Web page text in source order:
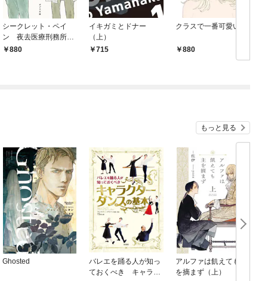
シークレット・ペイ
ン 夜去医療刑務所・
南病舎
880
イキガミとドナー
（上）
715
クラスで一番可愛い子
880
もっと見る
Ghosted
バレエを踊る人が知っ
ておくべき キャラク
アルファは飢えても主
を摘まず（上）